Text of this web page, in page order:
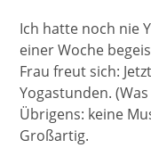
Ich hatte noch nie
einer Woche
Frau freut sich:
Yogastunden.
Übrigens: keine
Großartig.